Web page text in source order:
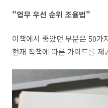
"업무 우선 순위 조율법"
이책에서 좋았던 부분은 50가
현재 직책에 따른 가이드를 제